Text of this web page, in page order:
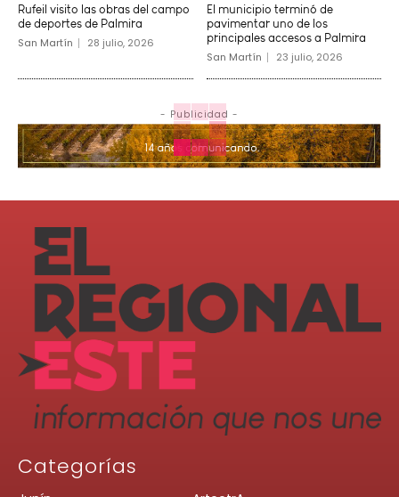
Rufeil visito las obras del campo
de deportes de Palmira
San Martín 28 julio, 2026
El municipio terminó de
pavimentar uno de los
principales accesos a Palmira
San Martín 23 julio, 2026
- Publicidad -
Categorías